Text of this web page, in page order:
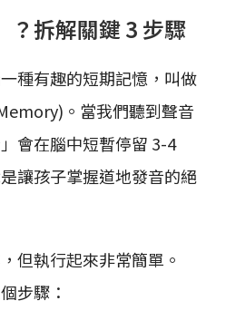
？拆解關鍵 3 步驟
種有趣的短期記憶，叫做
。當我們聽到聲音
會在腦中短暫停留 3-4
讓孩子掌握道地發音的絕
但執行起來非常簡單。
步驟：